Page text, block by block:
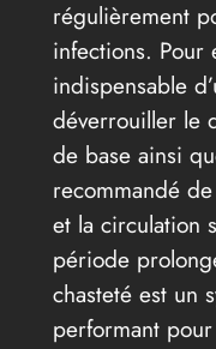
régulièrement
infections. Pour
indispensable
déverrouiller le
de base ainsi
recommandé
et la circulation
période
chasteté est un
performant